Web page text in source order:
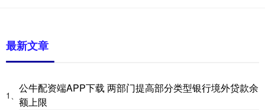
最新文章
1、
公牛配资端APP下载 两部门提高部分类型银行境外贷款余
额上限